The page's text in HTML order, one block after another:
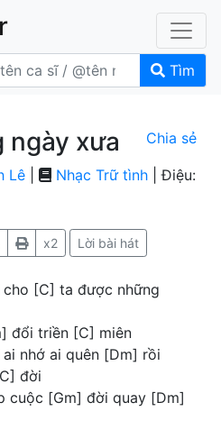
Tìm
ngày xưa Chia sẻ
Lê Nhạc Trữ tình | Điệu:
x2 Lời bài hát
[C] ta được những
đổi triền [C] miên
nhớ ai quên [Dm] rồi
đời
cuộc [Gm] đời quay [Dm]